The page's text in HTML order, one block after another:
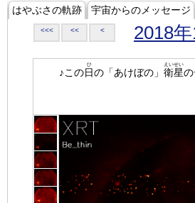
はやぶさの軌跡 宇宙からのメッセージ
<<< << < 2018年
♪この日
ひ
の「あけぼの」 衛星
えいせい